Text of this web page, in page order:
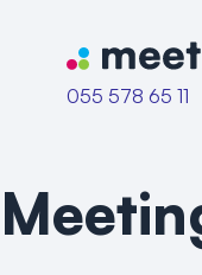
Naar home van
055 578 65 11